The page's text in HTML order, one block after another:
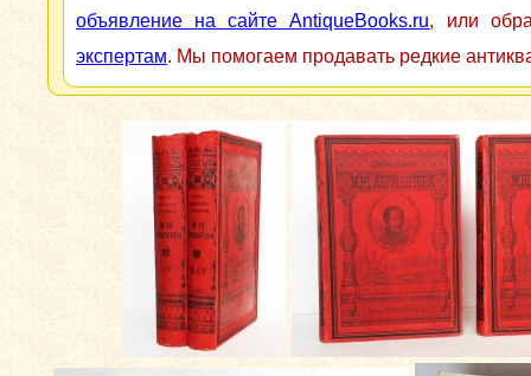
объявление на сайте AntiqueBooks.ru, или
экспертам. Мы помогаем продавать редкие